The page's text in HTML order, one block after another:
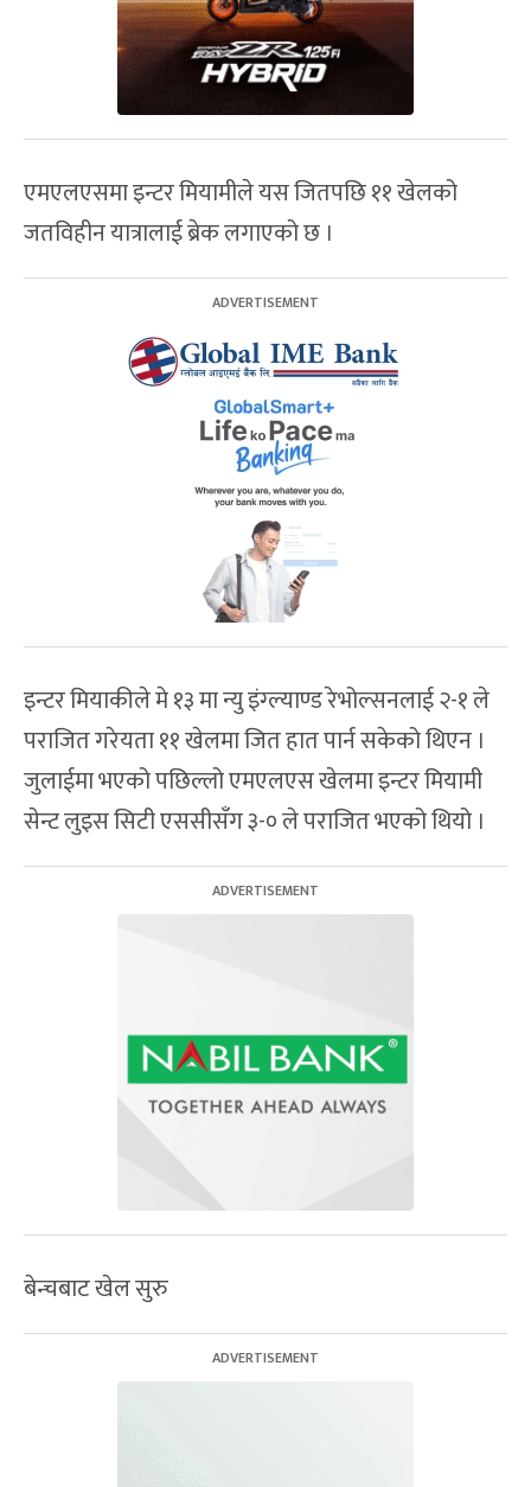
एमएलएसमा इन्टर मियामीले यस जितपछि ११ खेलको
जतविहीन यात्रालाई ब्रेक लगाएको छ ।
इन्टर मियाकीले मे १३ मा न्यु इंग्ल्याण्ड रेभोल्सनलाई २-१ ले
पराजित गरेयता ११ खेलमा जित हात पार्न सकेको थिएन ।
जुलाईमा भएको पछिल्लो एमएलएस खेलमा इन्टर मियामी
सेन्ट लुइस सिटी एससीसँग ३-० ले पराजित भएको थियो ।
बेन्चबाट खेल सुरु